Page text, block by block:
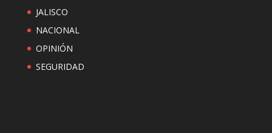
JALISCO
NACIONAL
OPINIÓN
SEGURIDAD